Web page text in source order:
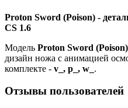
Proton Sword (Poison) -
CS 1.6
Модель Proton Sword (Poison)
дизайн ножа с анимацией
комплекте - v_, p_, w_ .
Отзывы пользователей